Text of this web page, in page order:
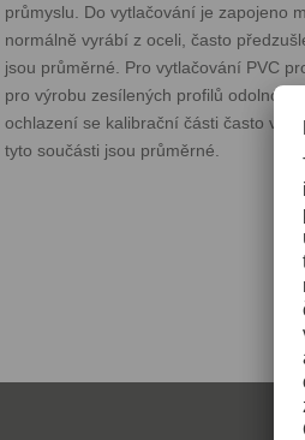
průmyslu. Do vytlačování je zapojeno
normálně vyrábí z oceli, často
jsou průměrné. Pro vytlačování PVC
pro výrobu zesílených profilů odolnost
ochlazení se kalibrační části často
tyto součásti jsou průměrné.